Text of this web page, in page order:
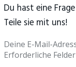
Du hast eine
Teile sie mit uns!
Deine E-Mail-
Erforderliche